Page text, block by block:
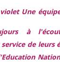
Une
à
de leurs